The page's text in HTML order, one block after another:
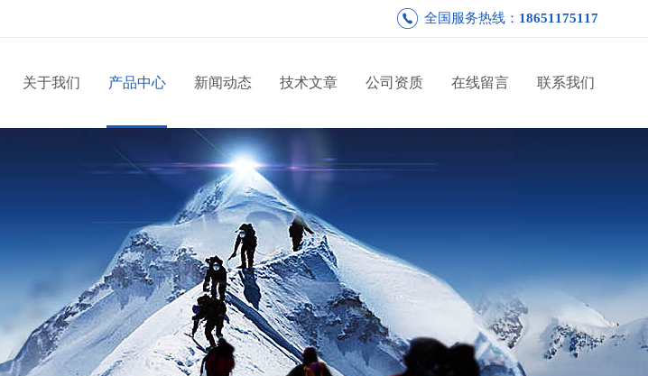
全国服务热线： 18651175117
关于我们 产品中心 新闻动态 技术文章 公司资质 在线留言 联系我们